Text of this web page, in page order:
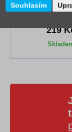
Tempery KOH-
219
Souhlasím